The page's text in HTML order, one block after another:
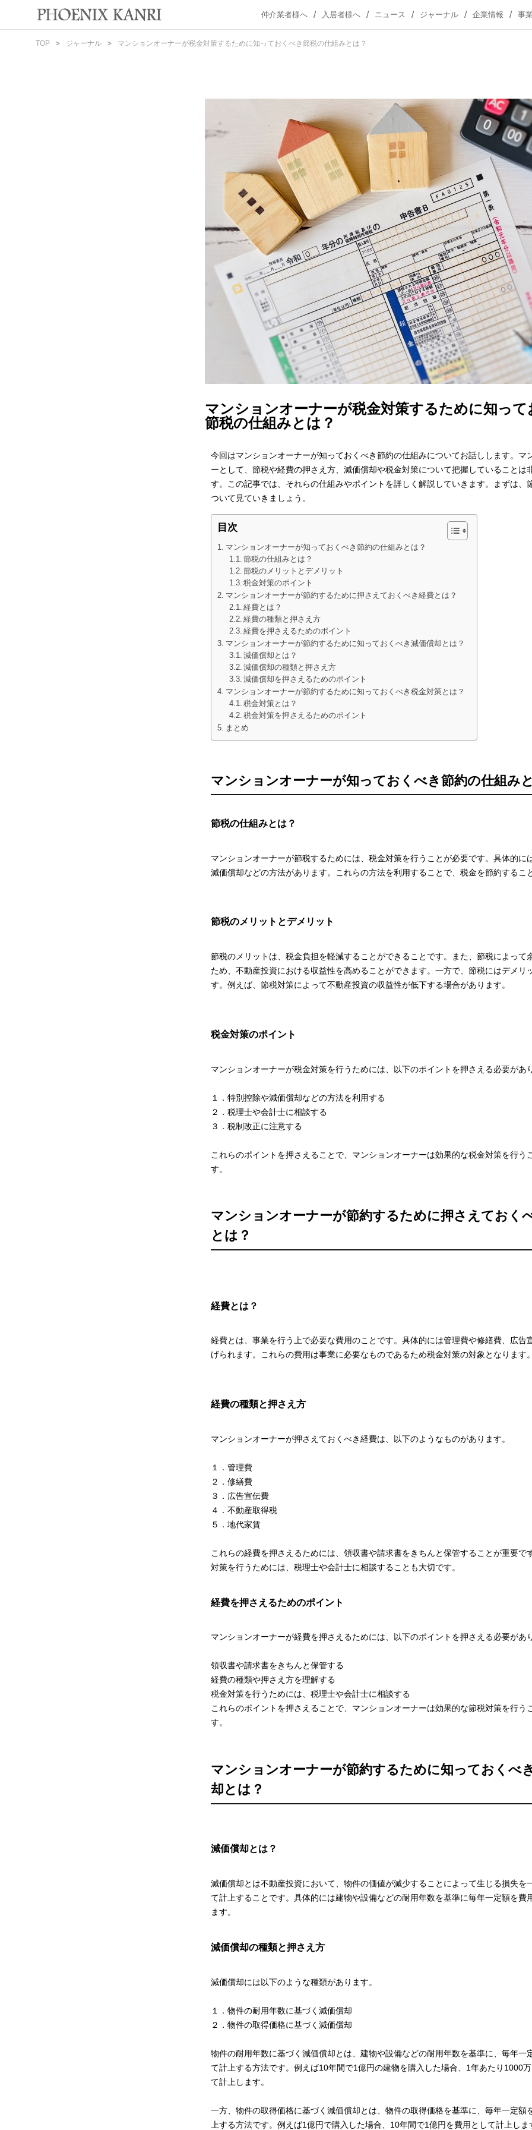
仲介業者様へ 入居者様へ ニュース ジャーナル 企業情報 事
TOP ジャーナル マンションオーナーが税金対策するために知っておくべき節税の仕組みとは？
マンションオーナーが税金対策するために知っ
節税の仕組みとは？
今回はマンションオーナーが知っておくべき節約の仕組みについてお話しします。マ
ーとして、節税や経費の押さえ方、減価償却や税金対策について把握していることは
す。この記事では、それらの仕組みやポイントを詳しく解説していきます。まずは、
ついて見ていきましょう。
目次
マンションオーナーが知っておくべき節約の仕組みとは？
節税の仕組みとは？
節税のメリットとデメリット
税金対策のポイント
マンションオーナーが節約するために押さえておくべき経費とは？
経費とは？
経費の種類と押さえ方
経費を押さえるためのポイント
マンションオーナーが節約するために知っておくべき減価償却とは？
減価償却とは？
減価償却の種類と押さえ方
減価償却を押さえるためのポイント
マンションオーナーが節約するために知っておくべき税金対策とは？
税金対策とは？
税金対策を押さえるためのポイント
まとめ
マンションオーナーが知っておくべき節約の仕組み
節税の仕組みとは？
マンションオーナーが節税するためには、税金対策を行うことが必要です。具体的に
減価償却などの方法があります。これらの方法を利用することで、税金を節約するこ
節税のメリットとデメリット
節税のメリットは、税金負担を軽減することができることです。また、節税によって
ため、不動産投資における収益性を高めることができます。一方で、節税にはデメリ
す。例えば、節税対策によって不動産投資の収益性が低下する場合があります。
税金対策のポイント
マンションオーナーが税金対策を行うためには、以下のポイントを押さえる必要があ
１．特別控除や減価償却などの方法を利用する
２．税理士や会計士に相談する
３．税制改正に注意する
これらのポイントを押さえることで、マンションオーナーは効果的な税金対策を行う
す。
マンションオーナーが節約するために押さえておく
とは？
経費とは？
経費とは、事業を行う上で必要な費用のことです。具体的には管理費や修繕費、広告
げられます。これらの費用は事業に必要なものであるため税金対策の対象となります
経費の種類と押さえ方
マンションオーナーが押さえておくべき経費は、以下のようなものがあります。
１．管理費
２．修繕費
３．広告宣伝費
４．不動産取得税
５．地代家賃
これらの経費を押さえるためには、領収書や請求書をきちんと保管することが重要で
対策を行うためには、税理士や会計士に相談することも大切です。
経費を押さえるためのポイント
マンションオーナーが経費を押さえるためには、以下のポイントを押さえる必要があ
領収書や請求書をきちんと保管する
経費の種類や押さえ方を理解する
税金対策を行うためには、税理士や会計士に相談する
これらのポイントを押さえることで、マンションオーナーは効果的な節税対策を行う
す。
マンションオーナーが節約するために知っておくべ
却とは？
減価償却とは？
減価償却とは不動産投資において、物件の価値が減少することによって生じる損失を
て計上することです。具体的には建物や設備などの耐用年数を基準に毎年一定額を費
ます。
減価償却の種類と押さえ方
減価償却には以下のような種類があります。
１．物件の耐用年数に基づく減価償却
２．物件の取得価格に基づく減価償却
物件の耐用年数に基づく減価償却とは、建物や設備などの耐用年数を基準に、毎年一
て計上する方法です。例えば10年間で1億円の建物を購入した場合、1年あたり1000
て計上します。
一方、物件の取得価格に基づく減価償却とは、物件の取得価格を基準に、毎年一定額
上する方法です。例えば1億円で購入した場合、10年間で1億円を費用として計上しま